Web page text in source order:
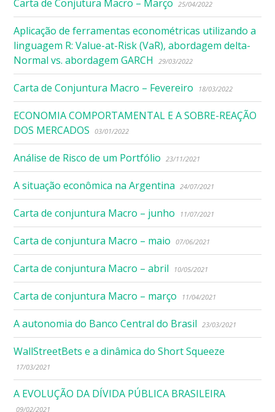
Carta de Conjutura Macro – Março 25/04/2022
Aplicação de ferramentas econométricas utilizando a
linguagem R: Value-at-Risk (VaR), abordagem delta-
Normal vs. abordagem GARCH
29/03/2022
Carta de Conjuntura Macro – Fevereiro 18/03/2022
ECONOMIA COMPORTAMENTAL E A SOBRE-REAÇÃO
DOS MERCADOS
03/01/2022
Análise de Risco de um Portfólio 23/11/2021
A situação econômica na Argentina 24/07/2021
Carta de conjuntura Macro – junho 11/07/2021
Carta de conjuntura Macro – maio 07/06/2021
Carta de conjuntura Macro – abril 10/05/2021
Carta de conjuntura Macro – março 11/04/2021
A autonomia do Banco Central do Brasil 23/03/2021
WallStreetBets e a dinâmica do Short Squeeze
17/03/2021
A EVOLUÇÃO DA DÍVIDA PÚBLICA BRASILEIRA
09/02/2021